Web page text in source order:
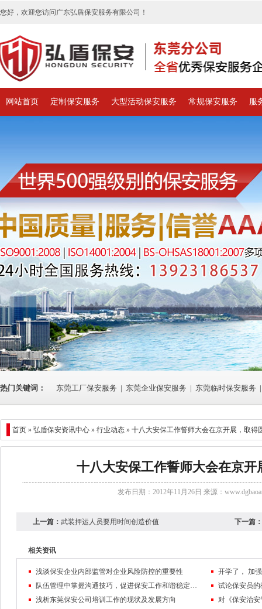
您好，欢迎您访问广东弘盾保安服务有限公司！
网站首页 定制保安服务 大型活动保安服务 常规保安服务 服
热门关键词： 东莞工厂保安服务 | 东莞企业保安服务 | 东莞临时保安服务 |
首页 » 弘盾保安资讯中心 » 行业动态 » 十八大安保工作誓师大会在京开展，取得
十八大安保工作誓师大会在京开
发布日期：2012年11月26日 来源：
上一篇： 武装押运人员要用时间创造价值 下一篇：
相关资讯
浅谈保安企业内部监管对企业风险防控的重要性
队伍管理中掌握沟通技巧，促进保安工作和谐稳定发展
试论保安员
浅析东莞保安公司培训工作的现状及发展方向
对《保安治